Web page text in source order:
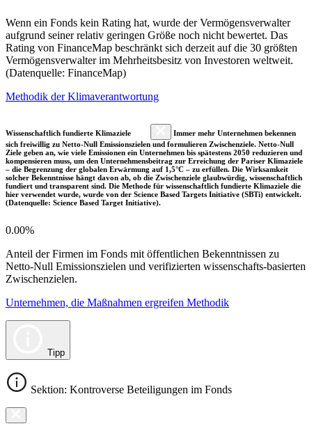
Wenn ein Fonds kein Rating hat, wurde der Vermögensverwalter
aufgrund seiner relativ geringen Größe noch nicht bewertet. Das
Rating von FinanceMap beschränkt sich derzeit auf die 30 größten
Vermögensverwalter im Mehrheitsbesitz von Investoren weltweit.
(Datenquelle: FinanceMap)
Methodik der Klimaverantwortung
Wissenschaftlich fundierte Klimaziele
Immer mehr Unternehmen bekennen
sich freiwillig zu Netto-Null Emissionszielen und formulieren Zwischenziele. Netto-Null
Ziele geben an, wie viele Emissionen ein Unternehmen bis spätestens 2050 reduzieren und
kompensieren muss, um den Unternehmensbeitrag zur Erreichung der Pariser Klimaziele
– die Begrenzung der globalen Erwärmung auf 1,5°C – zu erfüllen. Die Wirksamkeit
solcher Bekenntnisse hängt davon ab, ob die Zwischenziele glaubwürdig, wissenschaftlich
fundiert und transparent sind. Die Methode für wissenschaftlich fundierte Klimaziele die
hier verwendet wurde, wurde von der Science Based Targets Initiative (SBTi) entwickelt.
(Datenquelle: Science Based Target Initiative).
0.00%
Anteil der Firmen im Fonds mit öffentlichen Bekenntnissen zu
Netto-Null Emissionszielen und verifizierten wissenschafts-basierten
Zwischenzielen.
Unternehmen, die Maßnahmen ergreifen Methodik
Tipp
Sektion: Kontroverse Beteiligungen im Fonds